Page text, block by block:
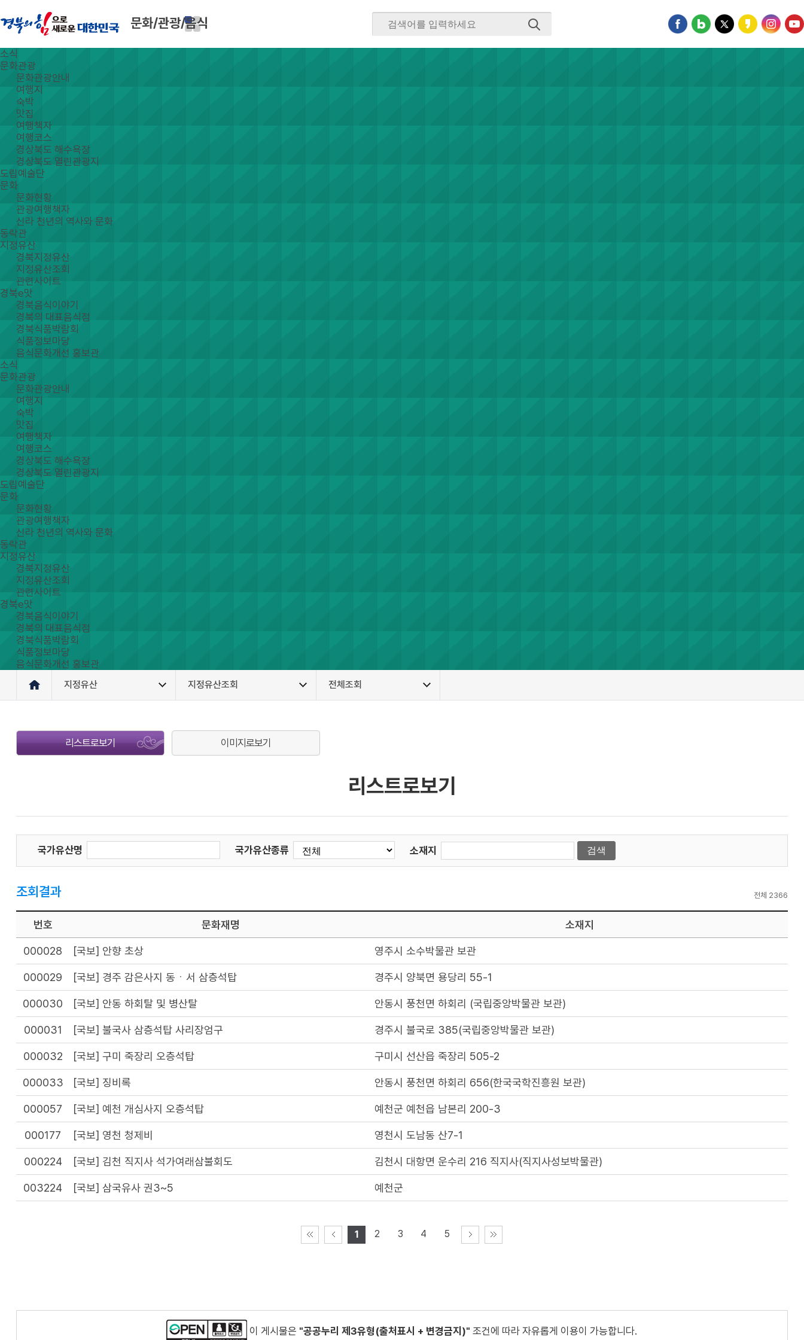
문화/관광/음식
소식
문화관광
문화관광안내
여행지
숙박
맛집
여행책자
여행코스
경상북도 해수욕장
경상북도 열린관광지
도립예술단
문화
문화현황
관광여행책자
신라 천년의 역사와 문화
동락관
지정유산
경북지정유산
지정유산조회
관련사이트
경북e맛
경북음식이야기
경북의 대표음식점
경북식품박람회
식품정보마당
음식문화개선 홍보관
소식
문화관광
문화관광안내
여행지
숙박
맛집
여행책자
여행코스
경상북도 해수욕장
경상북도 열린관광지
도립예술단
문화
문화현황
관광여행책자
신라 천년의 역사와 문화
동락관
지정유산
경북지정유산
지정유산조회
관련사이트
경북e맛
경북음식이야기
경북의 대표음식점
경북식품박람회
식품정보마당
음식문화개선 홍보관
지정유산 지정유산조회 전체조회
리스트로보기 이미지로보기
리스트로보기
국가유산명 국가유산종류 소재지
조회결과 전체 2366
번호 문화재명 소재지
000028 [국보] 안향 초상 영주시 소수박물관 보관
000029 [국보] 경주 감은사지 동ㆍ서 삼층석탑 경주시 양북면 용당리 55-1
000030 [국보] 안동 하회탈 및 병산탈 안동시 풍천면 하회리 (국립중앙박물관 보관)
000031 [국보] 불국사 삼층석탑 사리장엄구 경주시 불국로 385(국립중앙박물관 보관)
000032 [국보] 구미 죽장리 오층석탑 구미시 선산읍 죽장리 505-2
000033 [국보] 징비록 안동시 풍천면 하회리 656(한국국학진흥원 보관)
000057 [국보] 예천 개심사지 오층석탑 예천군 예천읍 남본리 200-3
000177 [국보] 영천 청제비 영천시 도남동 산7-1
000224 [국보] 김천 직지사 석가여래삼불회도 김천시 대항면 운수리 216 직지사(직지사성보박물관)
003224 [국보] 삼국유사 권3~5 예천군
1 2 3 4 5
이 게시물은 "공공누리 제3유형(출처표시 + 변경금지)" 조건에 따라 자유롭게 이용이 가능합니다.